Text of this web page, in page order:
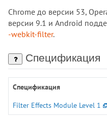
Chrome до версии 53,
версии 9.1 и Android
-webkit-filter.
Спецификация
Спецификация
Filter Effects Module Level 1
border-image-repeat
border-image-source
border-inline
border-inline-end
border-inline-end-style
border-inline-end-width
border-inline-start